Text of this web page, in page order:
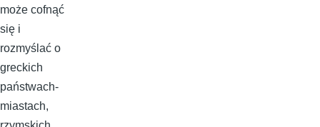
może cofnąć
się i
rozmyślać o
greckich
państwach-
miastach,